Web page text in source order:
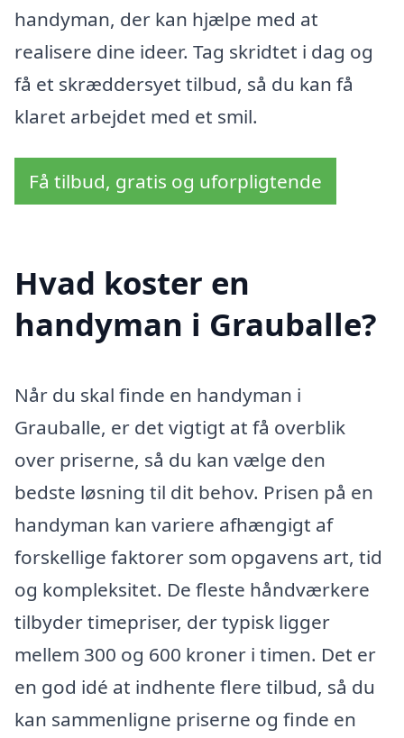
handyman, der kan hjælpe med at
realisere dine ideer. Tag skridtet i dag og
få et skræddersyet tilbud, så du kan få
klaret arbejdet med et smil.
Få tilbud, gratis og uforpligtende
Hvad koster en
handyman i Grauballe?
Når du skal finde en handyman i
Grauballe, er det vigtigt at få overblik
over priserne, så du kan vælge den
bedste løsning til dit behov. Prisen på en
handyman kan variere afhængigt af
forskellige faktorer som opgavens art, tid
og kompleksitet. De fleste håndværkere
tilbyder timepriser, der typisk ligger
mellem 300 og 600 kroner i timen. Det er
en god idé at indhente flere tilbud, så du
kan sammenligne priserne og finde en